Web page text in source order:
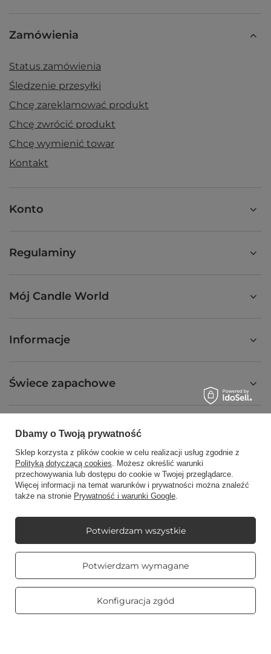
Zamówienia
Status zamówienia
Śledzenie przesyłki
Chcę zareklamować produkt
Chcę zwrócić produkt
Chcę wymienić towar
Kontakt
Konto
Regulaminy
Mój Candle World
Informacje
Świece zapachowe
Na skróty
Blog
shop@candleworld.eu
Candle World,Tarnowska 23/2,61-323Poznań
W sklepie prezentujemy ceny netto (bez VAT).
Dbamy o Twoją prywatność
Sklep korzysta z plików cookie w celu realizacji usług zgodnie z
Polityką dotyczącą cookies. Możesz określić warunki
przechowywania lub dostępu do cookie w Twojej przeglądarce.
Więcej informacji na temat warunków i prywatności można znaleźć
także na stronie Prywatność i warunki Google.
Potwierdzam wymagane
Konfiguracja zgód
Potwierdzam wszystkie